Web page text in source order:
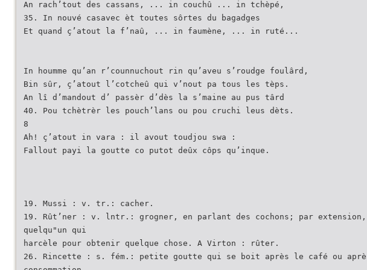
An rach’tout des cassans, ... in couchû ... in tchèpé,
35. In nouvé casavec èt toutes sôrtes du bagadges
Et quand ç’atout la f’naû, ... in faumène, ... in ruté...
In houmme qu’an r’counnuchout rin qu’aveu s’roudge foulârd,
Bin sûr, ç’atout l’cotcheû qui v’nout pa tous les tèps.
An lî d’mandout d’ passèr d’dès la s’maine au pus târd
40. Pou tchètrèr les pouch’lans ou pou cruchi leus dèts.
8
Ah! ç’atout in vara : il avout toudjou swa :
Fallout payi la goutte co putot deûx côps qu’inque.
19. Mussi : v. tr.: cacher.
19. Rût’ner : v. lntr.: grogner, en parlant des cochons; par
quelqu"un qui
harcèle pour obtenir quelque chose. A Virton : rûter.
26. Rincette : s. fém.: petite goutte qui se boit après le café ou